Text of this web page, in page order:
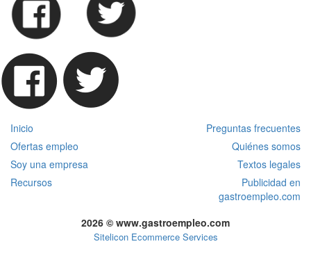
Inicio
Preguntas frecuentes
Ofertas empleo
Quiénes somos
Soy una empresa
Textos legales
Recursos
Publicidad en
gastroempleo.com
2026 © www.gastroempleo.com
Sitelicon Ecommerce Services